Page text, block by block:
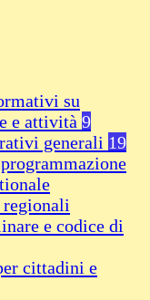
su
e attività 9
generali 19
e codice di
cittadini e